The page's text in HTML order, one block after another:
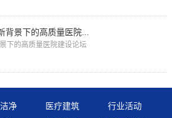
景下的高质量医院...
下的高质量医院建设论坛
净 医疗建筑
行业活动